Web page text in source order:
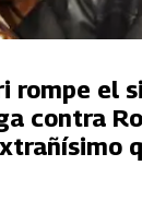
rompe el
contra